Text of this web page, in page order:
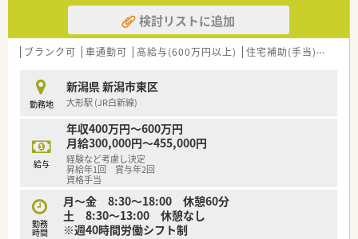
【職場環境と雰囲気】
■1日の処方箋枚数が少なめなので、慌ただしくなく落ち着いて
業務に集中できます。
に行える環境です。
■大手グループならではの手厚い人員配置により、安心して休み
も取得できます。
【こんな方にオススメ】
■神経内科や脳神経外科の処方箋に携わり、専門知識を深めたい
方に最適です。
■安定した大手グループ企業で、福利厚生を活用しながら長く働
きたい方に向いています。
■落ち着いたペースで患者様とじっくり向き合い、質の高い医療
を提供したい方です。
検討リストに追加
ブランク可 車通勤可 高給与(600万円以上) 住宅補助(手当)あり
勤務地
新潟県 新潟市東区
大形駅 (JR白新線)
給与
年収400万円～600万円
月給300,000円～455,000円
経験など考慮し決定
昇給年1回 賞与年2回
資格手当
勤務
時間
月～金 8:30～18:00 休憩60分
土 8:30～13:00 休憩なし
※週40時間労働シフト制